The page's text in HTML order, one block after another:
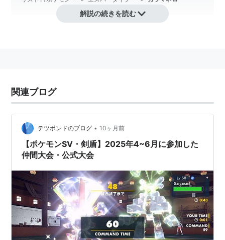
データ
図鑑
番号
全国図鑑 No.687
コーストカロス図鑑 No.011
分類 ぎゃくてんポケモン
タイプ あく エスパー
特性 通常特性 あまのじゃく きゅうばん
隠れ特性 すりぬけ
タマゴグループ すいちゅう1 すいちゅう2
解説の続きを読む
関連ブログ
テツポンドのブログ • 10ヶ月前
【ポケモンSV・剣盾】2025年4~6月に参加した
仲間大会・公式大会